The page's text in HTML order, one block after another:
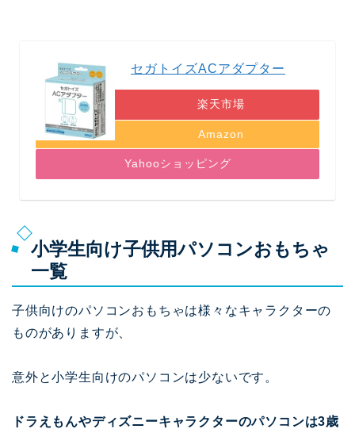
セガトイズACアダプター
楽天市場
Amazon
Yahooショッピング
小学生向け子供用パソコンおもちゃ
一覧
子供向けのパソコンおもちゃは様々なキャラクターの
ものがありますが、
意外と小学生向けのパソコンは少ないです。
ドラえもんやディズニーキャラクターのパソコンは3歳